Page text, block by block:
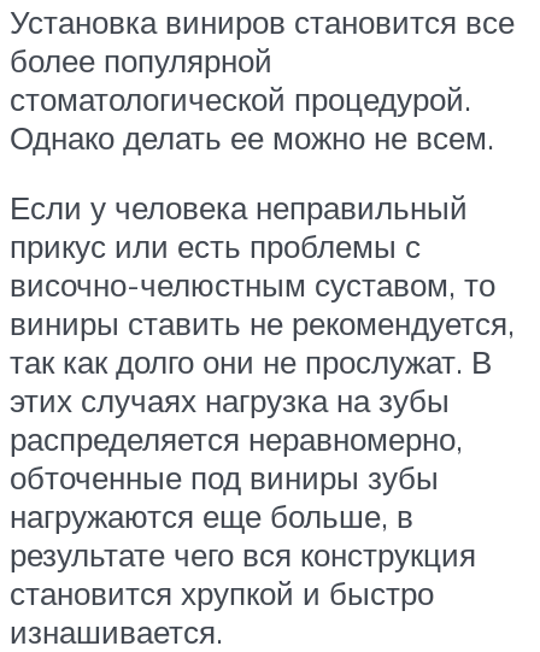
Установка виниров становится все
более популярной
стоматологической процедурой.
Однако делать ее можно не всем.
Если у человека неправильный
прикус или есть проблемы с
височно-челюстным суставом, то
виниры ставить не рекомендуется,
так как долго они не прослужат. В
этих случаях нагрузка на зубы
распределяется неравномерно,
обточенные под виниры зубы
нагружаются еще больше, в
результате чего вся конструкция
становится хрупкой и быстро
изнашивается.